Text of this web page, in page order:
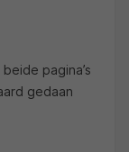
pagina’s
gedaan